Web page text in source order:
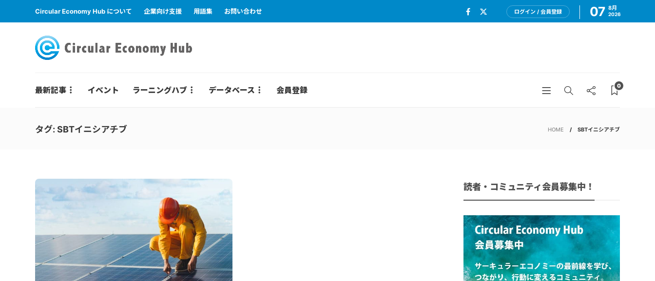
Circular Economy Hub について 企業向け支援 用語集 お問い合わせ ログイン / 会員登録 07 8月
2026
最新記事 イベント ラーニングハブ データベース 会員登録 0
タグ: SBTイニシアチブ HOME SBTイニシアチブ
読者・コミュニティ会員募集中！